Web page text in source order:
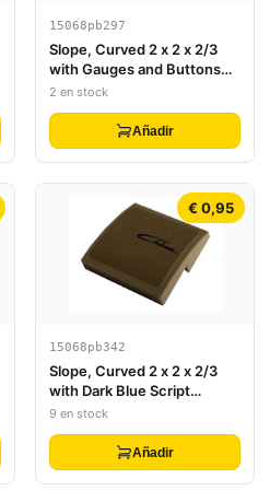
15068pb297
Slope, Curved 2 x 2 x 2/3
with Gauges and Buttons
Truck Control Panel Pattern
(Sticker) - Set 42078
2 en stock
Añadir
€ 0,95
15068pb342
Slope, Curved 2 x 2 x 2/3
with Dark Blue Script
'Chiron' Pattern (Sticker) -
Set 42083
9 en stock
Añadir